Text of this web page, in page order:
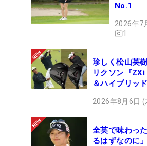
No.1
2026年7
1
珍しく松山英
リクソン『
＆ハイブリッ
2026年8月6日
全英で味わっ
るはずなのに